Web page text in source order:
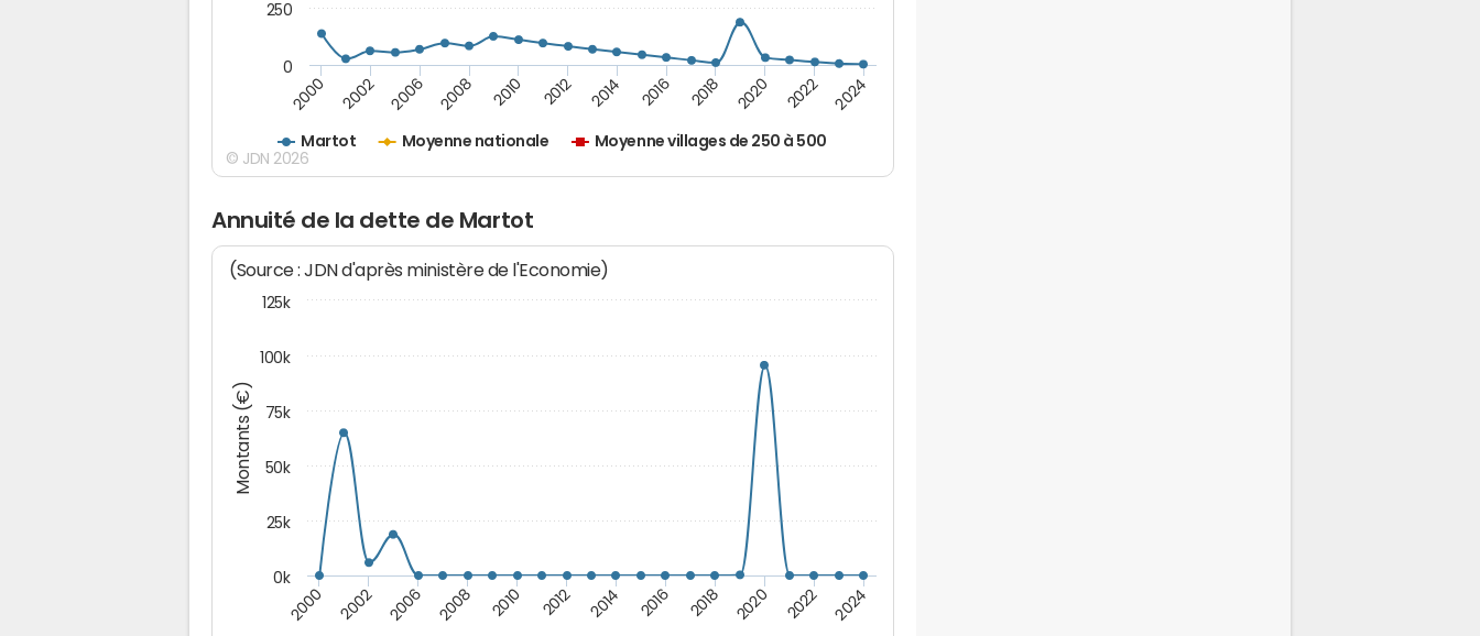
Martot Moyenne nationale Moyenne villages de 250 à 500
2000 2002 2006 2008 2010 2012 2014 2016 2018 2020 2022 2024
0
250
© JDN 2026
Annuité de la dette de Martot
Montants (€)
(Source : JDN d'après ministère de l'Economie)
2000 2002 2006 2008 2010 2012 2014 2016 2018 2020 2022 2024
0k
25k
50k
75k
100k
125k